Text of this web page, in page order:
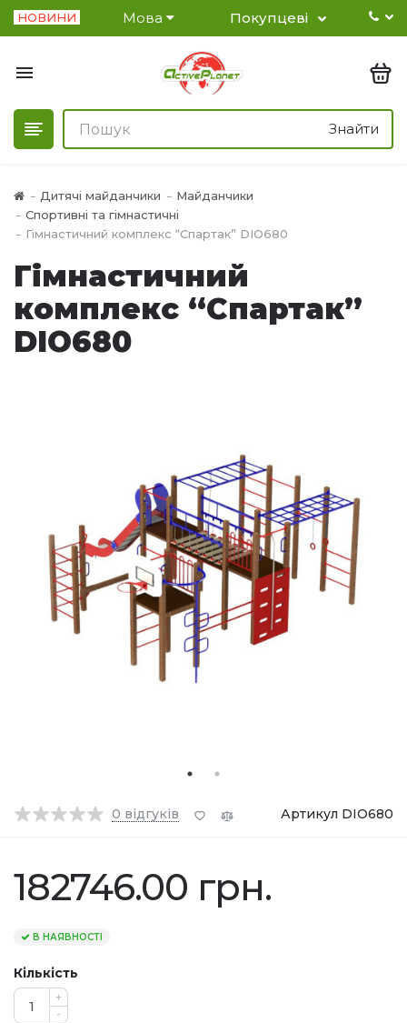
НОВИНИ Мова Покупцеві
Знайти
Дитячі майданчики
Майданчики
Спортивні та гімнастичні
Гімнастичний комплекс “Спартак” DIO680
Гімнастичний
комплекс “Спартак”
DIO680
0 відгуків Артикул DIO680
182746.00 грн.
В НАЯВНОСТІ
Кількість
+
-